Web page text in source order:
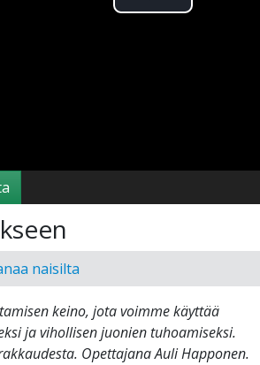
Toista
naisilta
keino, jota voimme käyttää
ja vihollisen juonien tuhoamiseksi.
Opettajana Auli Happonen.